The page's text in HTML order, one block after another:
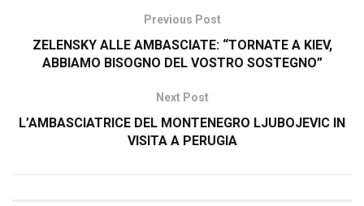
Previous Post
ZELENSKY ALLE AMBASCIATE: “TORNATE A KIEV,
ABBIAMO BISOGNO DEL VOSTRO SOSTEGNO”
Next Post
L’AMBASCIATRICE DEL MONTENEGRO LJUBOJEVIC IN
VISITA A PERUGIA